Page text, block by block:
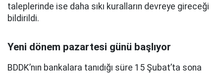
taleplerinde ise daha sıkı kuralların devreye gireceği
bildirildi.
Yeni dönem pazartesi günü başlıyor
BDDK’nın bankalara tanıdığı süre 15 Şubat’ta sona